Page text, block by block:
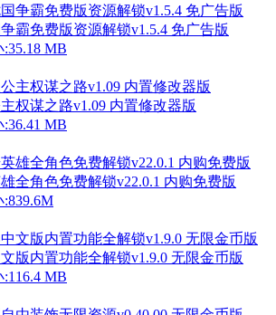
霸免费版资源解锁v1.5.4 免广告版
:35.18 MB
权谋之路v1.09 内置修改器版
:36.41 MB
全角色免费解锁v22.0.1 内购免费版
:839.6M
版内置功能全解锁v1.9.0 无限金币版
:116.4 MB